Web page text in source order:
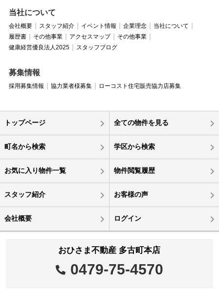
当社について
会社概要 スタッフ紹介 イベント情報 企業理念
当社について
履歴書
その他事業 アクセスマップ
その他事業
健康経営優良法人2025
スタッフブログ
募集情報
採用募集情報 協力業者様募集 ローコスト住宅販売協力店募集
トップページ 全ての物件を見る
町名から検索 学区から検索
お気に入り物件一覧 物件閲覧履歴
スタッフ紹介 お客様の声
会社概要 ログイン
おひさま不動産 多古町本店
0479-75-4570